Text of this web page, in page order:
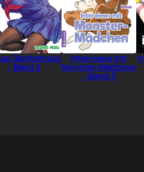
Geisterhaus
– Band 2
Interviews mit
Monster-Mädchen
– Band 3